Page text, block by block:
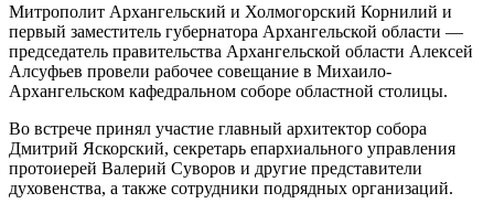
Митрополит Архангельский и Холмогорский Корнилий и
первый заместитель губернатора Архангельской области —
председатель правительства Архангельской области Алексей
Алсуфьев провели рабочее совещание в Михаило-
Архангельском кафедральном соборе областной столицы.
Во встрече принял участие главный архитектор собора
Дмитрий Яскорский, секретарь епархиального управления
протоиерей Валерий Суворов и другие представители
духовенства, а также сотрудники подрядных организаций.